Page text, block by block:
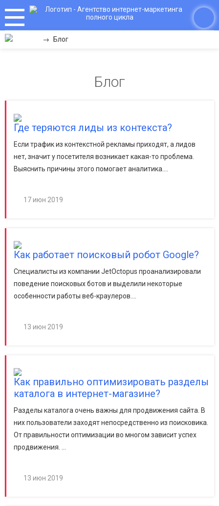
→ Блог
Блог
Где теряются лиды из контекста?
Если трафик из контекстной рекламы приходят, а лидов
нет, значит у посетителя возникает какая-то проблема.
Выяснить причины этого помогает аналитика....
17 июн 2019
Как работает поисковый робот Google?
Специалисты из компании JetOctopus проанализировали
поведение поисковых ботов и выделили некоторые
особенности работы веб-краулеров....
13 июн 2019
Как правильно оптимизировать разделы
каталога в интернет-магазине?
Разделы каталога очень важны для продвижения сайта. В
них пользователи заходят непосредственно из поисковика.
От правильности оптимизации во многом зависит успех
продвижения. ...
13 июн 2019